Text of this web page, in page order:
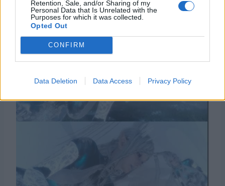
Retention, Sale, and/or Sharing of my
Personal Data that Is Unrelated with the
Purposes for which it was collected.
Opted Out
CONFIRM
Data Deletion Data Access Privacy Policy